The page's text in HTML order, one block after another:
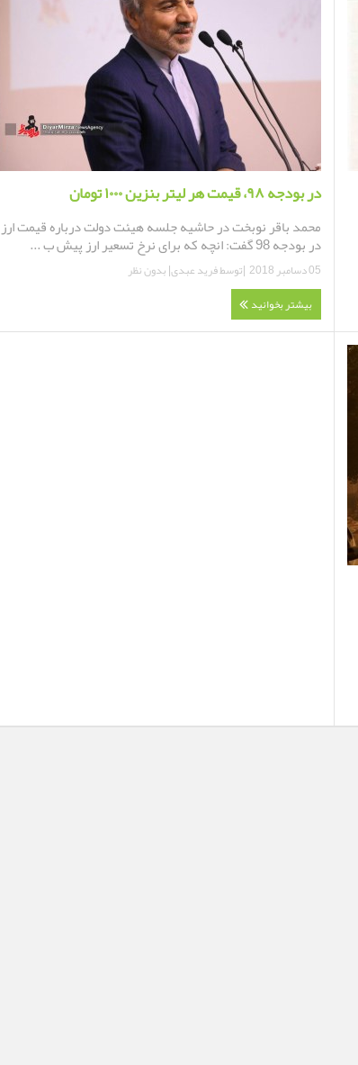
در بودجه ۹۸، قیمت هر لیتر بنزین ۱۰۰۰ تومان
محمد باقر نوبخت در حاشیه جلسه هیئت دولت درباره قیمت ارز
در بودجه 98 گفت: انچه که برای نرخ تسعیر ارز پیش ب ...
05 دسامبر 2018 |توسطفرید عبدی|بدون نظر
بیشتر بخوانید